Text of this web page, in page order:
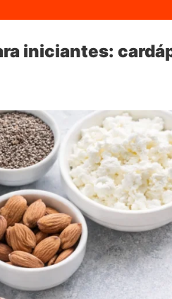
iniciantes: